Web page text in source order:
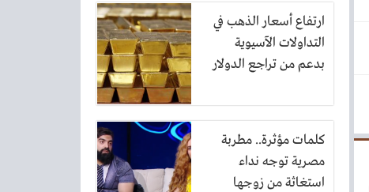
ارتفاع أسعار الذهب في
التداولات الآسيوية
بدعم من تراجع الدولار
كلمات مؤثرة.. مطربة
مصرية توجه نداء
استغاثة من زوجها